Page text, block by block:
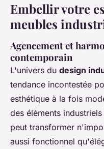
Embellir votre
meubles
Agencement et
contemporain
L'univers du design
tendance incontestée
esthétique à la fois
des éléments
peut transformer
aussi fonctionnel